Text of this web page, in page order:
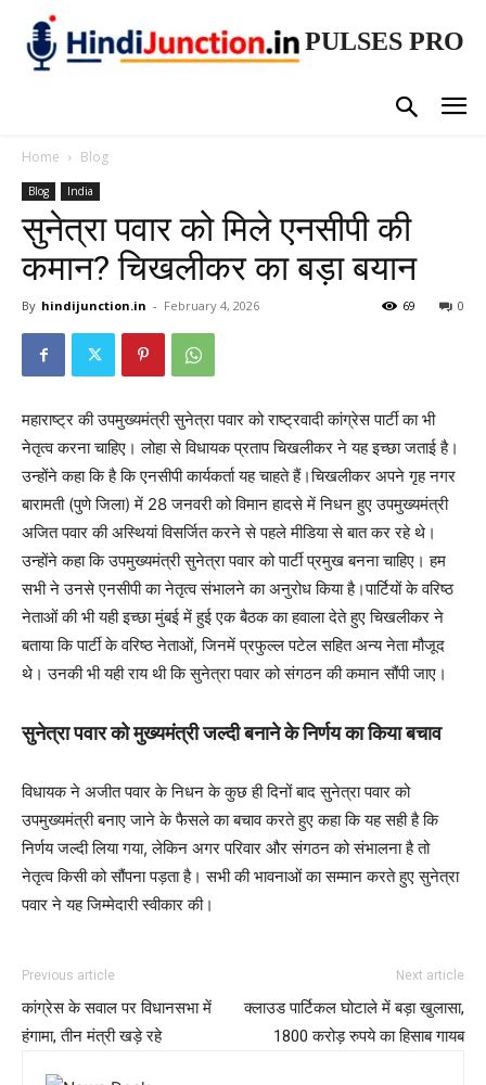
PULSES PRO
Home Blog
Blog India
सुनेत्रा पवार को मिले एनसीपी की
कमान? चिखलीकर का बड़ा बयान
By hindijunction.in - February 4, 2026 0
69
महाराष्ट्र की उपमुख्यमंत्री सुनेत्रा पवार को राष्ट्रवादी कांग्रेस पार्टी का भी
नेतृत्व करना चाहिए। लोहा से विधायक प्रताप चिखलीकर ने यह इच्छा जताई है।
उन्होंने कहा कि है कि एनसीपी कार्यकर्ता यह चाहते हैं।चिखलीकर अपने गृह नगर
बारामती (पुणे जिला) में 28 जनवरी को विमान हादसे में निधन हुए उपमुख्यमंत्री
अजित पवार की अस्थियां विसर्जित करने से पहले मीडिया से बात कर रहे थे।
उन्होंने कहा कि उपमुख्यमंत्री सुनेत्रा पवार को पार्टी प्रमुख बनना चाहिए। हम
सभी ने उनसे एनसीपी का नेतृत्व संभालने का अनुरोध किया है।पार्टियों के वरिष्ठ
नेताओं की भी यही इच्छा मुंबई में हुई एक बैठक का हवाला देते हुए चिखलीकर ने
बताया कि पार्टी के वरिष्ठ नेताओं, जिनमें प्रफुल्ल पटेल सहित अन्य नेता मौजूद
थे। उनकी भी यही राय थी कि सुनेत्रा पवार को संगठन की कमान सौंपी जाए।
सुनेत्रा पवार को मुख्यमंत्री जल्दी बनाने के निर्णय का किया बचाव
विधायक ने अजीत पवार के निधन के कुछ ही दिनों बाद सुनेत्रा पवार को
उपमुख्यमंत्री बनाए जाने के फैसले का बचाव करते हुए कहा कि यह सही है कि
निर्णय जल्दी लिया गया, लेकिन अगर परिवार और संगठन को संभालना है तो
नेतृत्व किसी को सौंपना पड़ता है। सभी की भावनाओं का सम्मान करते हुए सुनेत्रा
पवार ने यह जिम्मेदारी स्वीकार की।
Previous article
कांग्रेस के सवाल पर विधानसभा में
हंगामा, तीन मंत्री खड़े रहे
Next article
क्लाउड पार्टिकल घोटाले में बड़ा खुलासा,
1800 करोड़ रुपये का हिसाब गायब